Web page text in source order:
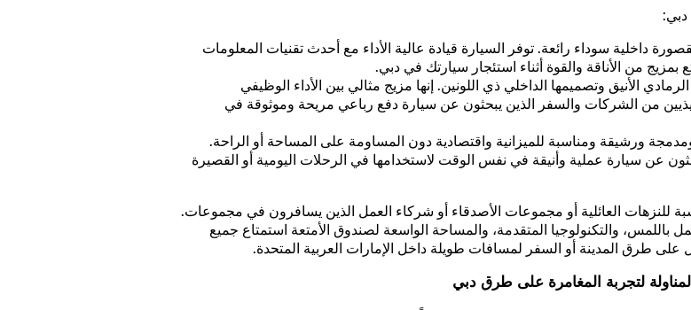
دبي:
داخلية سوداء رائعة. توفر السيارة قيادة عالية الأداء مع أحدث تقنيات المعلومات
بمزيج من الأناقة والقوة أثناء استئجار سيارتك في دبي.
الأنيق وتصميمها الداخلي ذي اللونين. إنها مزيج مثالي بين الأداء الوظيفي
من الشركات والسفر الذين يبحثون عن سيارة دفع رباعي مريحة وموثوقة في
ورشيقة ومناسبة للميزانية واقتصادية دون المساومة على المساحة أو الراحة.
عن سيارة عملية وأنيقة في نفس الوقت لاستخدامها في الرحلات اليومية أو القصيرة
مريحة ومناسبة للنزهات العائلية أو مجموعات الأصدقاء أو شركاء العمل الذين يسافرون في مجموعات.
والتكنولوجيا المتقدمة، والمساحة الواسعة لصندوق الأمتعة استمتاع جميع
على طرق المدينة أو السفر لمسافات طويلة داخل الإمارات العربية المتحدة.
لتجربة المغامرة على طرق دبي